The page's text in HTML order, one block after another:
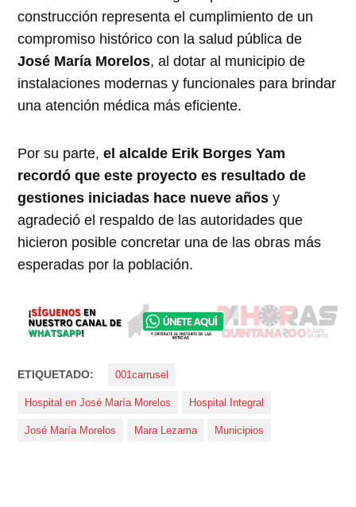
construcción representa el cumplimiento de un
compromiso histórico con la salud pública de
José María Morelos, al dotar al municipio de
instalaciones modernas y funcionales para brindar
una atención médica más eficiente.
Por su parte,el alcalde Erik Borges Yam
recordó que este proyecto es resultado de
gestiones iniciadas hace nueve años y
agradeció el respaldo de las autoridades que
hicieron posible concretar una de las obras más
esperadas por la población.
ETIQUETADO: 001carrusel
Hospital en José María Morelos Hospital Integral
José María Morelos Mara Lezama Municipios